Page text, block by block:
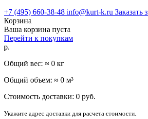
+7 (495) 660-38-48 info@kurt-k.ru Заказать
Корзина
Ваша корзина пуста
Перейти к покупкам
р.
Общий вес: ≈ 0 кг
Общий объем: ≈ 0 м³
Стоимость доставки: 0 руб.
Укажите адрес доставки для расчета стоимости.